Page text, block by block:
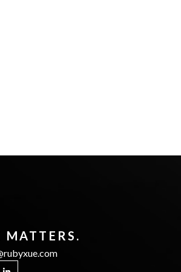
MATTERS.